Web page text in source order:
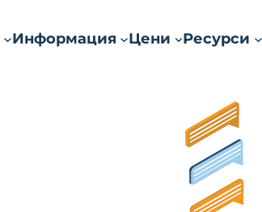
Информация Цени Ресурси